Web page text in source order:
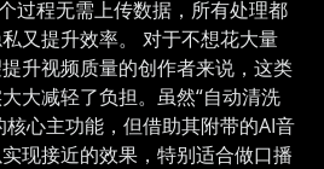
过程无需上传数据，所有处理都
又提升效率。 对于不想花大量
升视频质量的创作者来说，这类
大减轻了负担。虽然“自动清洗
核心主功能，但借助其附带的AI音
现接近的效果，特别适合做口播